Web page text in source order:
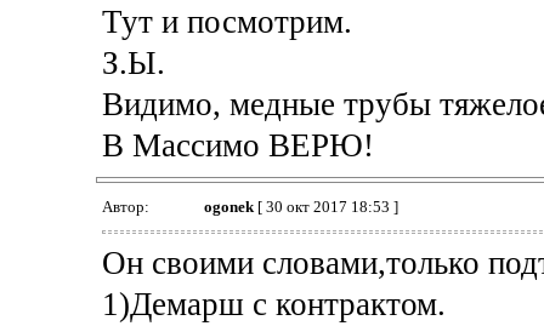
Тут и посмотрим.
З.Ы.
Видимо, медные трубы
В Массимо ВЕРЮ!
Автор: ogonek[ 30 окт 2017 18:53 ]
Он своими словами,только
1)Демарш с контрактом.